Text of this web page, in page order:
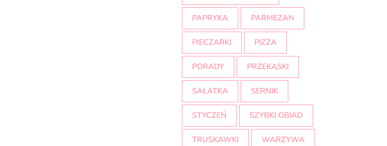
PAPRYKA PARMEZAN
PIECZARKI PIZZA
PORADY PRZEKĄSKI
SAŁATKA SERNIK
STYCZEŃ SZYBKI OBIAD
TRUSKAWKI WARZYWA